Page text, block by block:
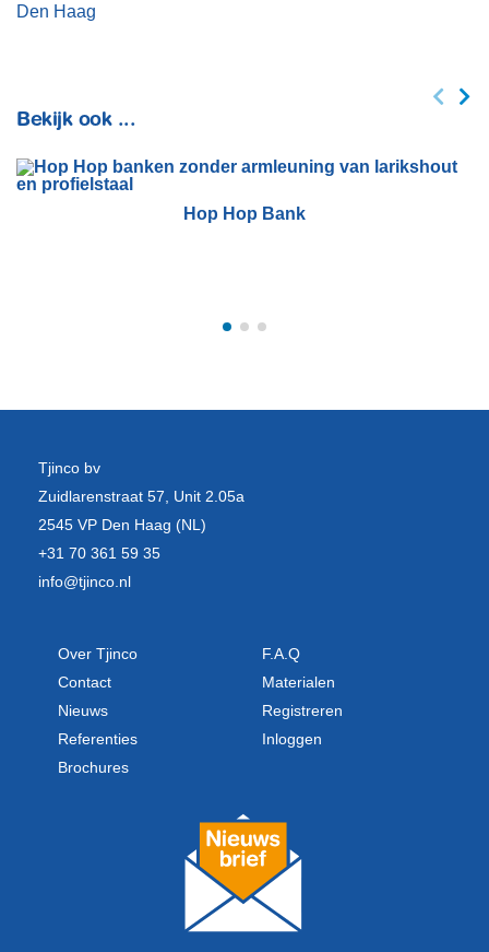
Den Haag
Bekijk ook ...
Hop Hop Bank
Tjinco bv
Zuidlarenstraat 57, Unit 2.05a
2545 VP Den Haag (NL)
+31 70 361 59 35
info@tjinco.nl
Over Tjinco
Contact
Nieuws
Referenties
Brochures
F.A.Q
Materialen
Registreren
Inloggen